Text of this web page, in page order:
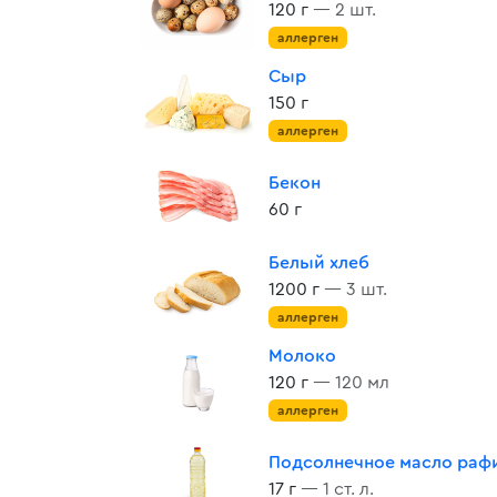
120 г — 2 шт.
аллерген
Сыр
150 г
аллерген
Бекон
60 г
Белый хлеб
1200 г — 3 шт.
аллерген
Молоко
120 г — 120 мл
аллерген
Подсолнечное масло
17 г — 1 ст. л.